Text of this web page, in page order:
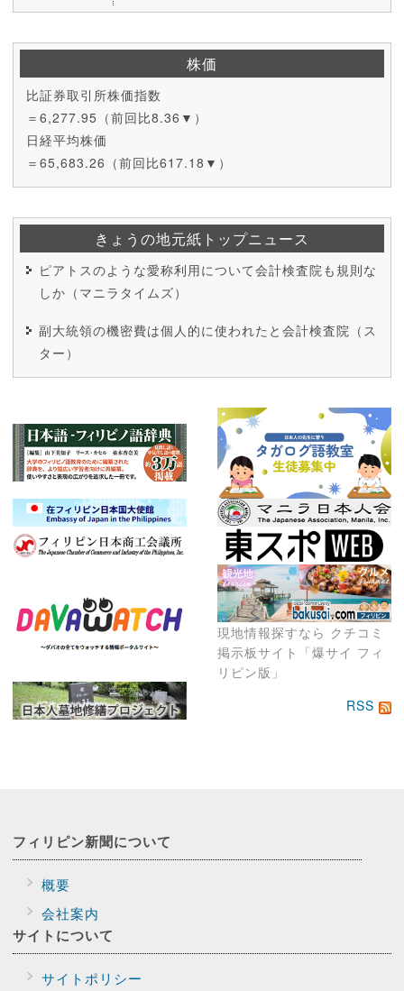
現地情報探すなら クチコミ
掲示板サイト「爆サイ フィ
リピン版」
株価
比証券取引所株価指数
＝6,277.95（前回比8.36▼）
日経平均株価
＝65,683.26（前回比617.18▼）
きょうの地元紙トップニュース
ピアトスのような愛称利用について会計検査院も規則な
しか（マニラタイムズ）
副大統領の機密費は個人的に使われたと会計検査院（ス
ター）
RSS
フィリピン新聞について
概要
会社案内
サイトについて
サイトポリシー